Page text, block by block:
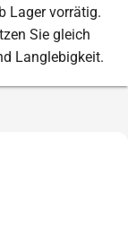
Lager vorrätig.
Sie gleich
Langlebigkeit.